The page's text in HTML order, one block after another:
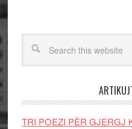
TRI POEZI PËR GJERGJ